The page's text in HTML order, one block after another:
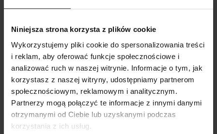
Niniejsza strona korzysta z plików cookie
Wykorzystujemy pliki cookie do spersonalizowania treści
i reklam, aby oferować funkcje społecznościowe i
analizować ruch w naszej witrynie. Informacje o tym, jak
korzystasz z naszej witryny, udostępniamy partnerom
społecznościowym, reklamowym i analitycznym.
Partnerzy mogą połączyć te informacje z innymi danymi
otrzymanymi od Ciebie lub uzyskanymi podczas
korzystania z ich usług.
Wybrane dla Ciebie z sercem i charakterem